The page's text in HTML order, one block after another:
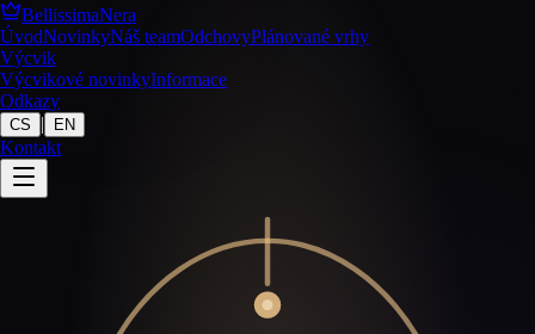
BellissimaNera
ÚvodNovinkyNáš teamOdchovyPlánované vrhy
Výcvik
Výcvikové novinkyInformace
Odkazy
CS | EN
Kontakt